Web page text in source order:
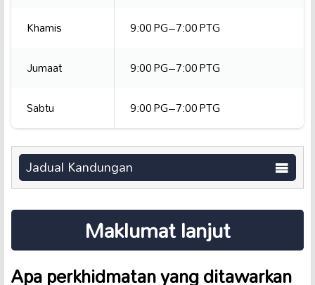
Khamis
9:00 PG–7:00 PTG
Jumaat
9:00 PG–7:00 PTG
Sabtu
9:00 PG–7:00 PTG
Jadual Kandungan
Maklumat lanjut
Apa perkhidmatan yang ditawarkan